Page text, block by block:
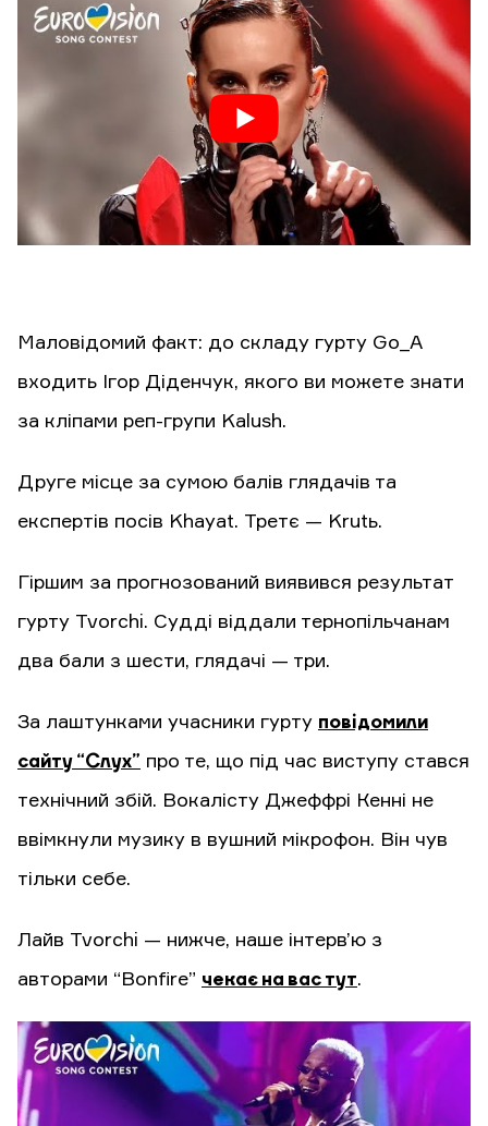
Маловідомий факт: до складу гурту Go_A
входить Ігор Діденчук, якого ви можете знати
за кліпами реп-групи Kalush.
Друге місце за сумою балів глядачів та
експертів посів Khayat. Третє — Krutь.
Гіршим за прогнозований виявився результат
гурту Tvorchi. Судді віддали тернопільчанам
два бали з шести, глядачі — три.
За лаштунками учасники гурту повідомили
сайту “Слух” про те, що під час виступу стався
технічний збій. Вокалісту Джеффрі Кенні не
ввімкнули музику в вушний мікрофон. Він чув
тільки себе.
Лайв Tvorchi — нижче, наше інтерв’ю з
авторами “Bonfire” чекає на вас тут.